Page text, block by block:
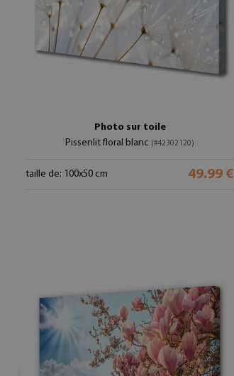
Photo sur toile
Pissenlit floral blanc (#42302120)
taille de: 100x50 cm 49.99 €